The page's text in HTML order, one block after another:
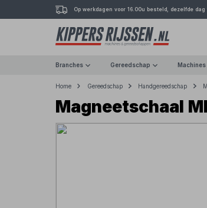
Op werkdagen voor 16.00u besteld, dezelfde dag
Branches Gereedschap Machines
Home Gereedschap Handgereedschap
Magneetschaal